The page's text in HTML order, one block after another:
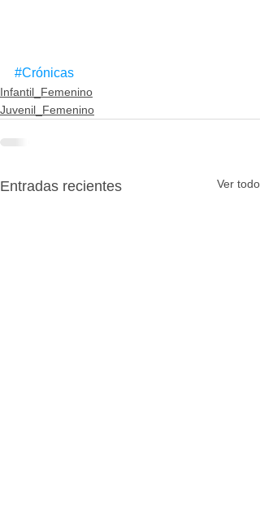
#Crónicas
Infantil_Femenino
Juvenil_Femenino
Entradas recientes Ver todo